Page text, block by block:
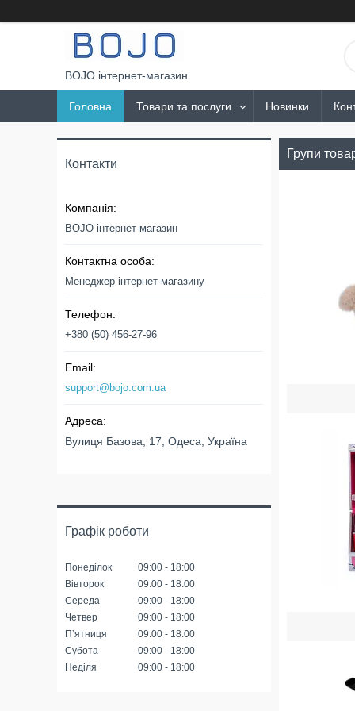
BOJO інтернет-магазин
Головна Товари та послуги Новинки
Групи
Контакти
BOJO інтернет-магазин
Менеджер інтернет-магазину
+380 (50) 456-27-96
support@bojo.com.ua
Вулиця Базова, 17, Одеса, Україна
Графік роботи
Понеділок 09:00
18:00
Вівторок
09:00
18:00
Середа
09:00
18:00
Четвер
09:00
18:00
Пʼятниця
09:00
18:00
Субота
09:00
18:00
Неділя
09:00 18:00